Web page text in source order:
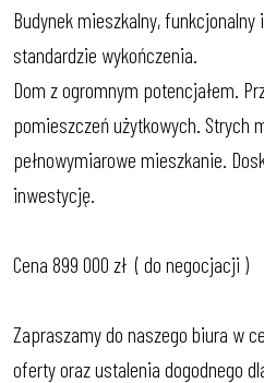
Budynek mieszkalny,
standardzie wykończenia.
Dom z ogromnym potencjałem.
pomieszczeń użytkowych. Strych
pełnowymiarowe mieszkanie.
inwestycję.
Cena 899 000 zł ( do negocjacji )
Zapraszamy do naszego biura w
oferty oraz ustalenia dogodnego